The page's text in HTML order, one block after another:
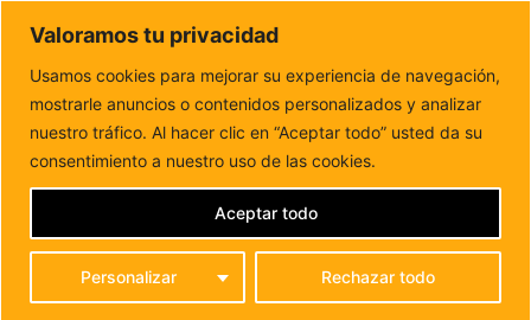
Valoramos tu privacidad
Usamos cookies para mejorar su experiencia de navegación,
mostrarle anuncios o contenidos personalizados y analizar
nuestro tráfico. Al hacer clic en “Aceptar todo” usted da su
consentimiento a nuestro uso de las cookies.
Personalizar Rechazar todo
Aceptar todo
DUNAS FM
Tu informacion de forma cercana
Inicio DEPORTES
El Cabildo de Fuerteventura recibe 286
solicitudes de ayudas en materia deportiva
EL CABILDO DE
FUERTEVENTURA
RECIBE 286
SOLICITUDES DE